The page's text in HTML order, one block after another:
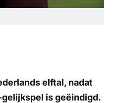
elftal, nadat
is geëindigd.